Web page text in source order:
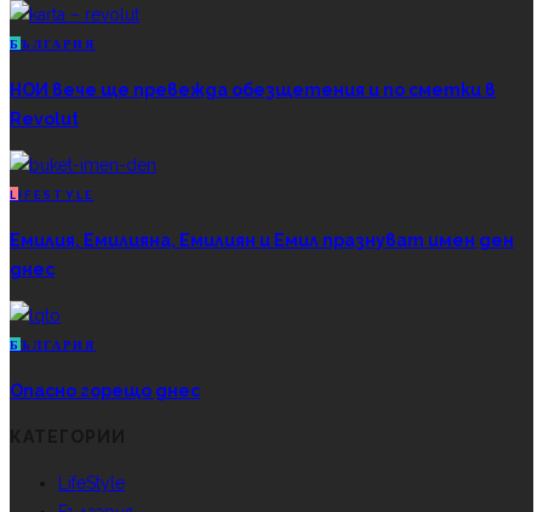
Б ЪЛГАРИЯ
НОИ вече ще превежда обезщетения и по сметки в
Revolut
L IFESTYLE
Емилия, Емилияна, Емилиян и Емил празнуват имен ден
днес
Б ЪЛГАРИЯ
Опасно горещо днес
LifeStyle